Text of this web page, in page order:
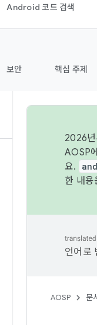
Android 코드 검색
보안 핵심 주제
2026년
AOSP
요.
한 내용
언어로
AOSP 문